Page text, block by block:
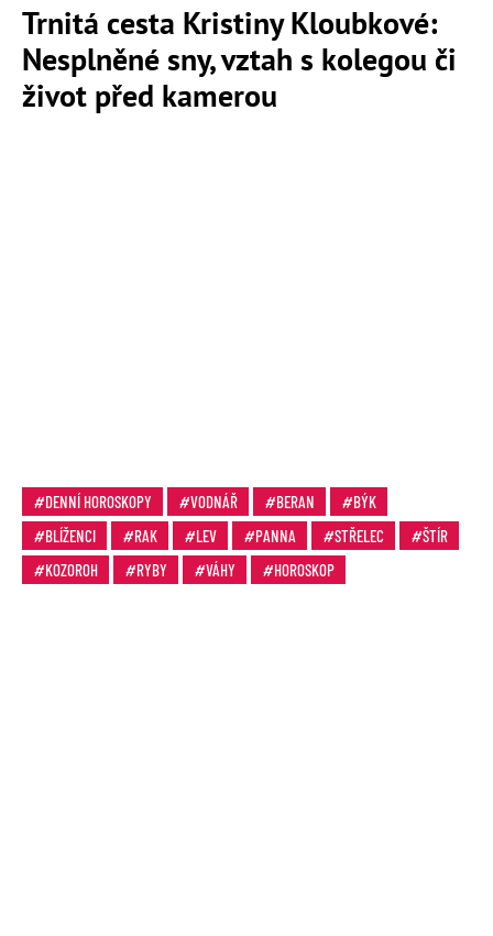
Trnitá cesta Kristiny Kloubkové:
Nesplněné sny, vztah s kolegou či
život před kamerou
DENNÍ HOROSKOPY VODNÁŘ BERAN
BÝK
BLÍŽENCI
RAK LEV PANNA STŘELEC
ŠTÍR
KOZOROH
RYBY VÁHY HOROSKOP